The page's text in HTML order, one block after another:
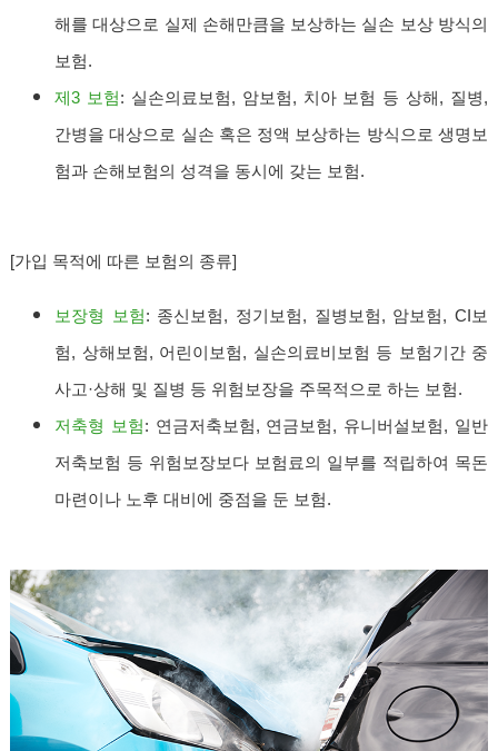
해를 대상으로 실제 손해만큼을 보상하는 실손 보상 방식의
보험.
제3 보험: 실손의료보험, 암보험, 치아 보험 등 상해, 질병,
간병을 대상으로 실손 혹은 정액 보상하는 방식으로 생명보
험과 손해보험의 성격을 동시에 갖는 보험.
[가입 목적에 따른 보험의 종류]
보장형 보험: 종신보험, 정기보험, 질병보험, 암보험, CI보
험, 상해보험, 어린이보험, 실손의료비보험 등 보험기간 중
사고·상해 및 질병 등 위험보장을 주목적으로 하는 보험.
저축형 보험: 연금저축보험, 연금보험, 유니버설보험, 일반
저축보험 등 위험보장보다 보험료의 일부를 적립하여 목돈
마련이나 노후 대비에 중점을 둔 보험.